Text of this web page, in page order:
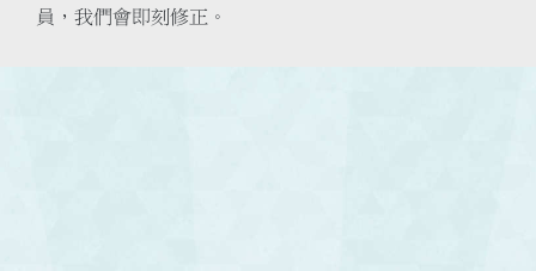
員，我們會即刻修正。